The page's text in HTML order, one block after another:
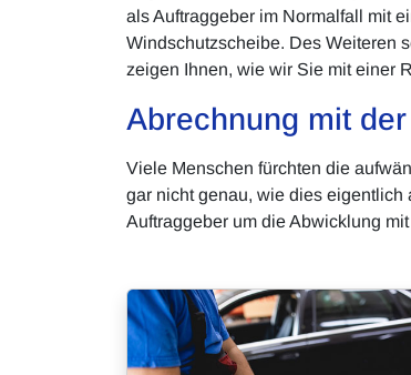
als Auftraggeber im Normalfall mit
Windschutzscheibe. Des Weiteren
zeigen Ihnen, wie wir Sie mit einer
Abrechnung mit
Viele Menschen fürchten die
gar nicht genau, wie dies eigentlich
Auftraggeber um die Abwicklung